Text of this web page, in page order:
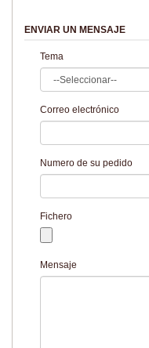
ENVIAR UN MENSAJE
Tema
Correo electrónico
Numero de su pedido
Fichero
Mensaje